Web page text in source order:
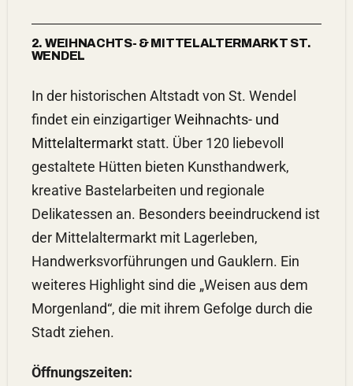
2. WEIHNACHTS- & MITTELALTERMARKT ST.
WENDEL
In der historischen Altstadt von St. Wendel
findet ein einzigartigerWeihnachts- und
Mittelaltermarktstatt. Über 120 liebevoll
gestaltete Hütten bieten Kunsthandwerk,
kreative Bastelarbeiten und regionale
Delikatessen an. Besonders beeindruckend ist
der Mittelaltermarkt mit Lagerleben,
Handwerksvorführungen und Gauklern. Ein
weiteres Highlight sind die „Weisen aus dem
Morgenland“, die mit ihrem Gefolge durch die
Stadt ziehen.
Öffnungszeiten: